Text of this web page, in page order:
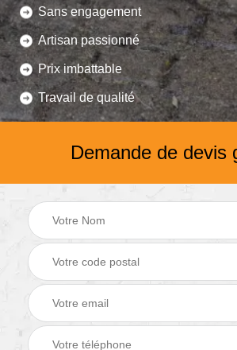
Sans engagement
Artisan passionné
Prix imbattable
Travail de qualité
Demande de devis